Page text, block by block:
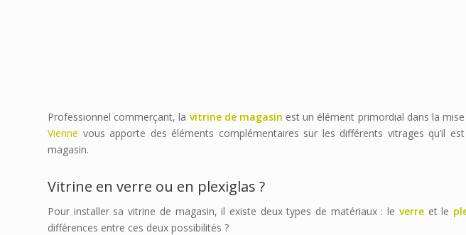
Professionnel commerçant, la vitrine de magasin est un élément primordial dans la
Vienne vous apporte des éléments complémentaires sur les différents vitrages qu’il
magasin.
Vitrine en verre ou en plexiglas ?
Pour installer sa vitrine de magasin, il existe deux types de matériaux : le verreet le
différences entre ces deux possibilités ?